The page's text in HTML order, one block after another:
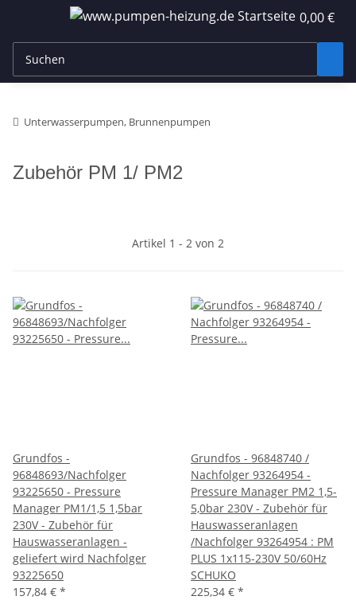
0,00 €
Unterwasserpumpen, Brunnenpumpen
Zubehör PM 1/ PM2
Artikel 1 - 2 von 2
Grundfos -
96848693/Nachfolger
93225650 - Pressure
Manager PM1/1,5 1,5bar
230V - Zubehör für
Hauswasseranlagen -
geliefert wird Nachfolger
93225650
157,84 € *
Grundfos - 96848740 /
Nachfolger 93264954 -
Pressure Manager PM2 1,5-
5,0bar 230V - Zubehör für
Hauswasseranlagen
/Nachfolger 93264954 : PM
PLUS 1x115-230V 50/60Hz
SCHUKO
225,34 € *